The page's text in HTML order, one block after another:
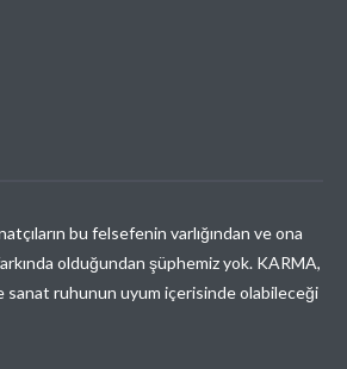
bu felsefenin varlığından ve ona
olduğundan şüphemiz yok. KARMA,
sanat ruhunun uyum içerisinde olabileceği